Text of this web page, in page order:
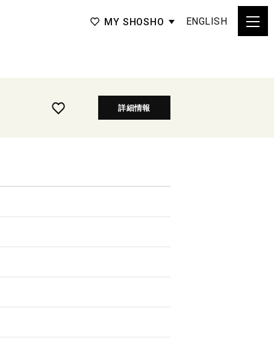
MY SHOSHO ENGLISH
詳細情報